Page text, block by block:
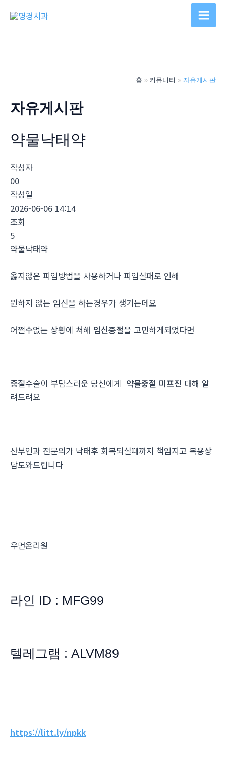
Main
홈 커뮤니티 자유게시판
자유게시판
약물낙­태약
작성자
00
작성일
2026-06-06 14:14
조회
5
약물낙­태약
옳지않은 피임방법을 사용하거나 피임실패로 인해
원하지 않는 임신을 하는경우가 생기는데요
어쩔수없는 상황에 처해 임신중절을 고민하게되었다면
중절수술이 부담스러운 당신에게 약물중절 미프진 대해 알
려드려요
산부인과 전문의가 낙태후 회복되실때까지 책임지고 복용상
담도와드립니다
우먼온리원
라인 ID : MFG99
텔레그램 : ALVM89
https://litt.ly/npkk